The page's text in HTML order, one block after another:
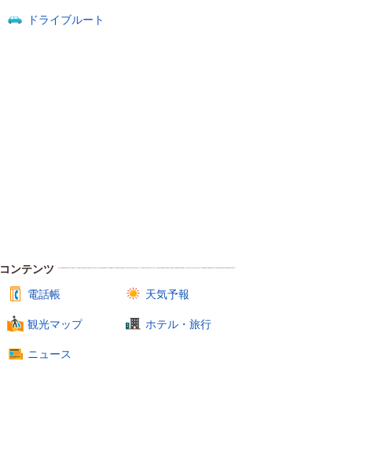
ドライブルート
コンテンツ
電話帳
天気予報
観光マップ ホテル・旅行
ニュース